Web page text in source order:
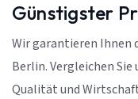
Günstigster
Wir garantieren Ihnen
Berlin. Vergleichen Sie
Qualität und